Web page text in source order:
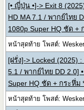
[• ญี่ปุ่น •]-> Exit 8
HD MA 7.1 / พากย์ไทย
1080p Super HQ ชัด +
หน้าสุดท้าย โพสต์:
[ฝรั่ง]-> Locked (2025)
5.1 / พากย์ไทย DD 2.0]
Super HQ ชัด + กระหึ่ม
หน้าสุดท้าย โพสต์: